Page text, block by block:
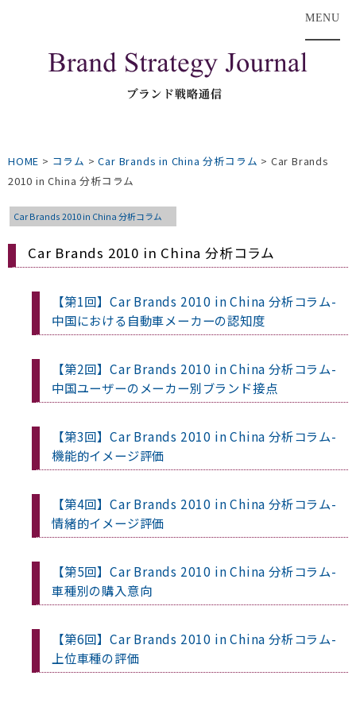
MENU
HOME > コラム >Car Brands in China 分析コラム > Car Brands
2010 in China 分析コラム
Car Brands 2010 in China 分析コラム
Car Brands 2010 in China 分析コラム
【第1回】Car Brands 2010 in China 分析コラム-
中国における自動車メーカーの認知度
【第2回】Car Brands 2010 in China 分析コラム-
中国ユーザーのメーカー別ブランド接点
【第3回】Car Brands 2010 in China 分析コラム-
機能的イメージ評価
【第4回】Car Brands 2010 in China 分析コラム-
情緒的イメージ評価
【第5回】Car Brands 2010 in China 分析コラム-
車種別の購入意向
【第6回】Car Brands 2010 in China 分析コラム-
上位車種の評価